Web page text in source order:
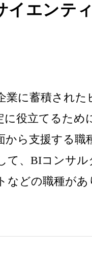
イエンテ
業に蓄積された
に役立てるため
から支援する職
て、BIコンサル
などの職種があ